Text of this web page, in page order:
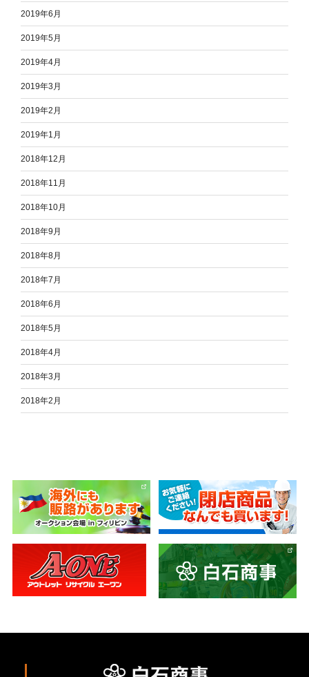
2019年6月
2019年5月
2019年4月
2019年3月
2019年2月
2019年1月
2018年12月
2018年11月
2018年10月
2018年9月
2018年8月
2018年7月
2018年6月
2018年5月
2018年4月
2018年3月
2018年2月